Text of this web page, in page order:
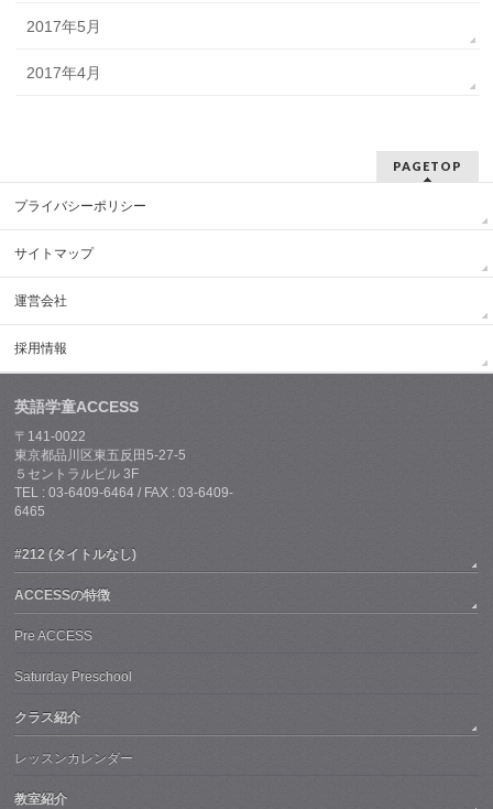
2017年5月
2017年4月
PAGETOP
プライバシーポリシー
サイトマップ
運営会社
採用情報
英語学童ACCESS
〒141-0022
東京都品川区東五反田5-27-5
５セントラルビル 3F
TEL : 03-6409-6464 / FAX : 03-6409-
6465
#212 (タイトルなし)
ACCESSの特徴
Pre ACCESS
Saturday Preschool
クラス紹介
レッスンカレンダー
教室紹介